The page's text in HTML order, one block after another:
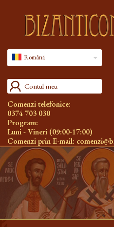
Română
Contul meu
Comenzi telefonice:
0374 703 030
Program:
Luni - Vineri (09:00-17:00)
Comenzi prin E-mail: